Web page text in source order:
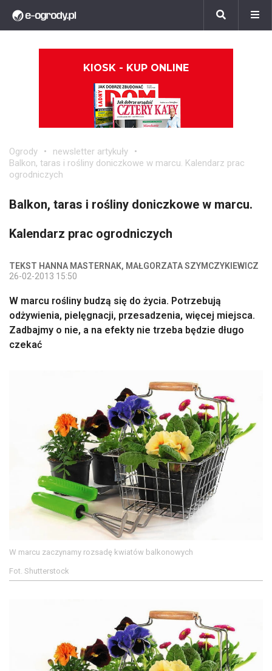
KIOSK - KUP ONLINE
Ogrody
newsletter artykuły
Balkon, taras i rośliny doniczkowe w marcu. Kalendarz prac
ogrodniczych
Balkon, taras i rośliny doniczkowe w marcu.
Kalendarz prac ogrodniczych
TEKST HANNA MASTERNAK, MAŁGORZATA SZYMCZYKIEWICZ
26-02-2013 15:50
W marcu rośliny budzą się do życia. Potrzebują
odżywienia, pielęgnacji, przesadzenia, więcej miejsca.
Zadbajmy o nie, a na efekty nie trzeba będzie długo
czekać
W marcu zaczynamy rozsadę kwiatów balkonowych
Fot. Shutterstock